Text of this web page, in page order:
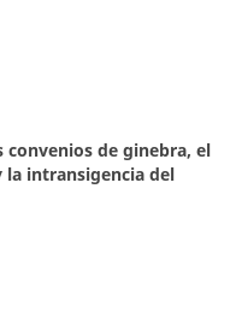
de ginebra, el
la intransigencia del